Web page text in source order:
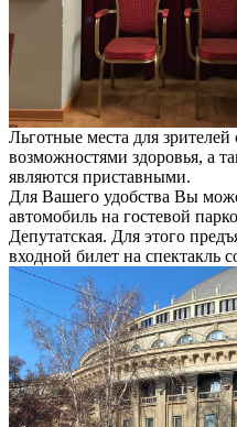
Льготные места для
возможностями здоровья, а
являются приставными.
Для Вашего удобства Вы
автомобиль на гостевой
Депутатская. Для этого
входной билет на спектакль